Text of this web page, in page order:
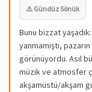
⚠️ Gündüz Sönük
Bunu bizzat
yanmamıştı,
görünüyordu. Asıl
müzik ve atmosfer
akşamüstü/akşam